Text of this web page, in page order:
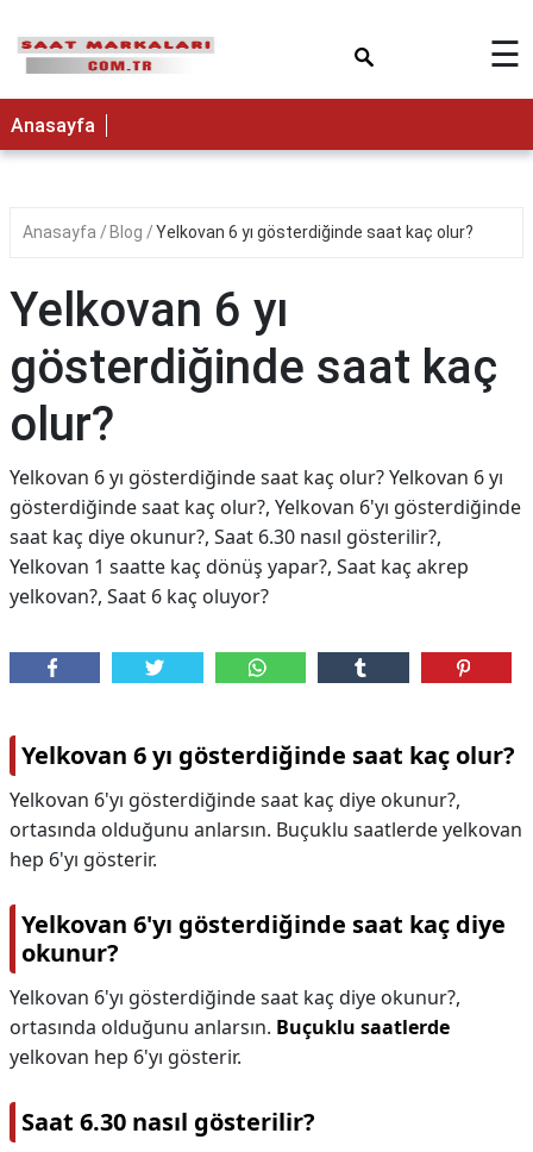
☰
Anasayfa
Anasayfa Blog Yelkovan 6 yı gösterdiğinde saat kaç olur?
Yelkovan 6 yı
gösterdiğinde saat kaç
olur?
Yelkovan 6 yı gösterdiğinde saat kaç olur? Yelkovan 6 yı
gösterdiğinde saat kaç olur?, Yelkovan 6'yı gösterdiğinde
saat kaç diye okunur?, Saat 6.30 nasıl gösterilir?,
Yelkovan 1 saatte kaç dönüş yapar?, Saat kaç akrep
yelkovan?, Saat 6 kaç oluyor?
Yelkovan 6 yı gösterdiğinde saat kaç olur?
Yelkovan 6'yı gösterdiğinde saat kaç diye okunur?,
ortasında olduğunu anlarsın. Buçuklu saatlerde yelkovan
hep 6'yı gösterir.
Yelkovan 6'yı gösterdiğinde saat kaç diye
okunur?
Yelkovan 6'yı gösterdiğinde saat kaç diye okunur?,
ortasında olduğunu anlarsın. Buçuklu saatlerde
yelkovan hep 6'yı gösterir.
Saat 6.30 nasıl gösterilir?